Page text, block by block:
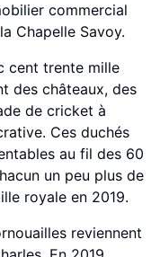
commercial
Chapelle Savoy.
cent trente mille
des châteaux, des
de cricket à
Ces duchés
au fil des 60
un peu plus de
royale en 2019.
reviennent